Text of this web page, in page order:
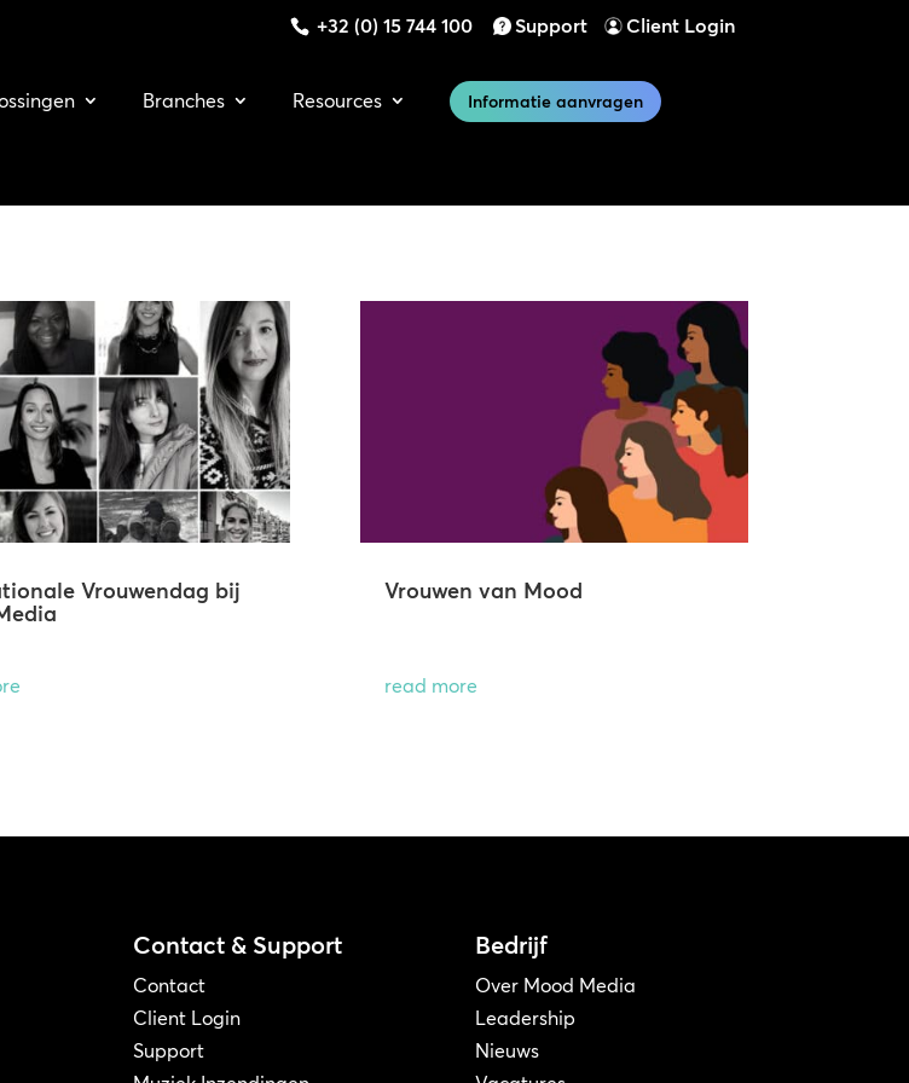
+32 (0) 15 744 100 Support Client Login
Branches Resources Informatie aanvragen
Vrouwendag bij
Vrouwen van Mood
read more
Contact & Support
Contact
Client Login
Support
Bedrijf
Over Mood Media
Leadership
Nieuws